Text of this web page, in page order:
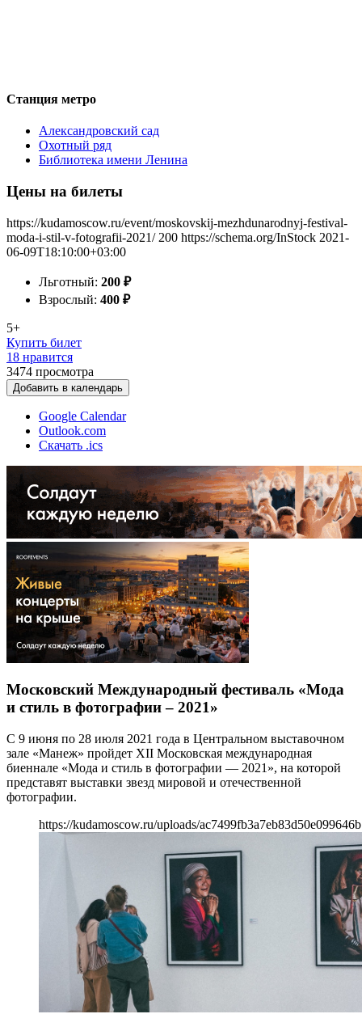
Станция метро
Александровский сад
Охотный ряд
Библиотека имени Ленина
Цены на билеты
https://kudamoscow.ru/event/moskovskij-mezhdunarodnyj-festival-
moda-i-stil-v-fotografii-2021/ 200 https://schema.org/InStock 2021-
06-09T18:10:00+03:00
Льготный: 200 ₽
Взрослый: 400 ₽
5+
Купить билет
18 нравится
3474 просмотра
Добавить в календарь
Google Calendar
Outlook.com
Скачать .ics
Московский Международный фестиваль «Мода
и стиль в фотографии – 2021»
С 9 июня по 28 июля 2021 года в Центральном выставочном
зале «Манеж» пройдет XII Московская международная
биеннале «Мода и стиль в фотографии — 2021», на которой
представят выставки звезд мировой и отечественной
фотографии.
https://kudamoscow.ru/uploads/